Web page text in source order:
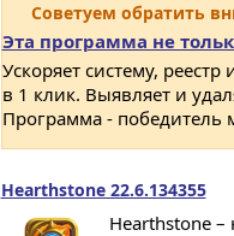
Советуем обратить
Эта программа не
Ускоряет систему,
в 1 клик. Выявляет и
Программа - победитель
Hearthstone 22.6.134355
Hearthstone